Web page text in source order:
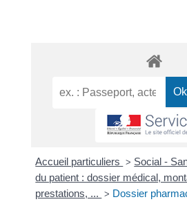
Accueil particuliers > Social -
du patient : dossier médical,
prestations, ... > Dossier